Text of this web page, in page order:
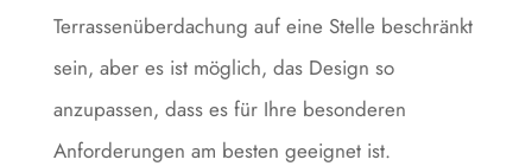
Terrassenüberdachung auf eine Stelle beschränkt
sein, aber es ist möglich, das Design so
anzupassen, dass es für Ihre besonderen
Anforderungen am besten geeignet ist.